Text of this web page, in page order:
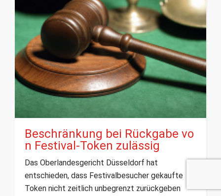
Beschränkung bei Rückgabe vo
n Festival-Token zulässig
Das Oberlandesgericht Düsseldorf hat
entschieden, dass Festivalbesucher gekaufte
Token nicht zeitlich unbegrenzt zurückgeben